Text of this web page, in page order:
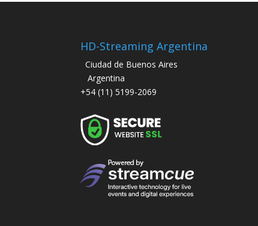
HD-Streaming Argentina
Ciudad de Buenos Aires
Argentina
+54 (11) 5199-2069